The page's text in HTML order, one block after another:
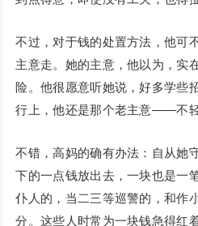
不过，对于钱的处置方法，他可
主意走。她的主意，他以为，实
险。他很愿意听她说，好多学些
行上，他还是那个老主意——不轻
不错，高妈的确有办法：自从她
下的一点钱放出去，一块也是一
仆人的，当二三等巡警的，和作
分。这些人时常为一块钱急得红